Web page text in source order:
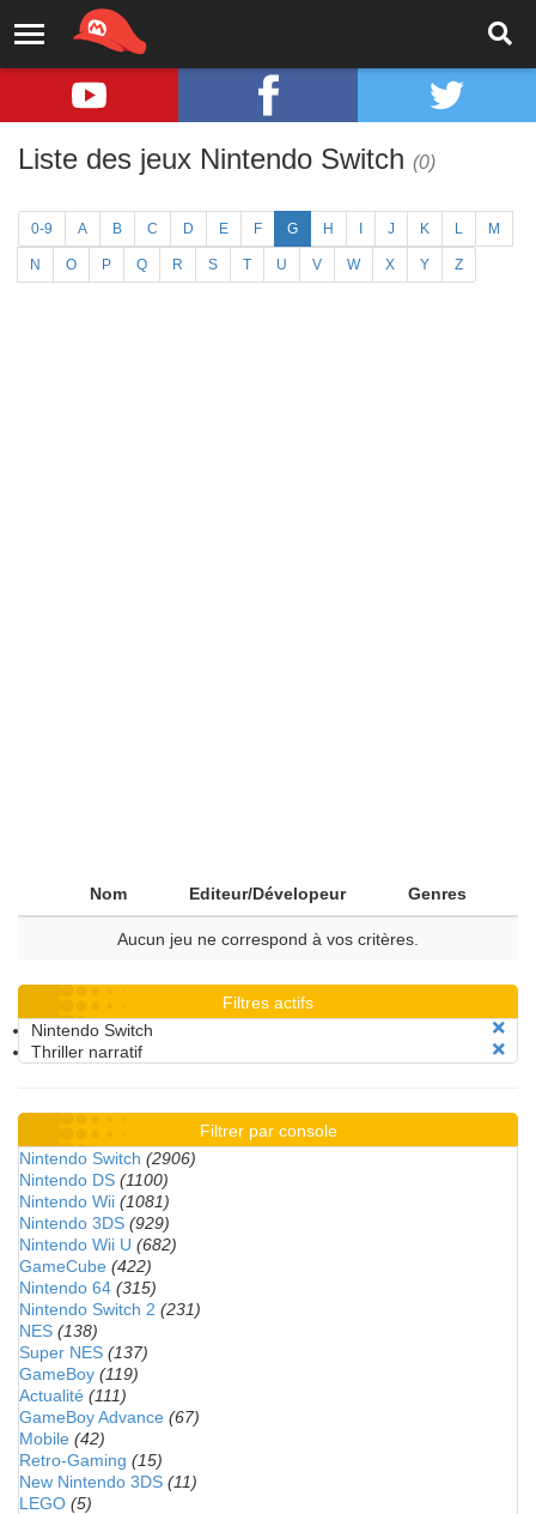
Liste des jeux Nintendo Switch (0)
0-9 A B C D E F G H J K L M
N O P Q R S T U V W X Y Z
Nom Editeur/Dévelopeur Genres
Aucun jeu ne correspond à vos critères.
Filtres actifs
Nintendo Switch
Thriller narratif
Filtrer par console
Nintendo Switch (2906)
Nintendo DS (1100)
Nintendo Wii (1081)
Nintendo 3DS (929)
Nintendo Wii U (682)
GameCube (422)
Nintendo 64 (315)
Nintendo Switch 2 (231)
NES (138)
Super NES (137)
GameBoy (119)
Actualité (111)
GameBoy Advance (67)
Mobile (42)
Retro-Gaming (15)
New Nintendo 3DS (11)
LEGO (5)